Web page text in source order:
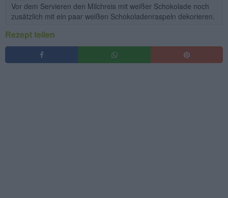
Vor dem Servieren den Milchreis mit weißer Schokolade noch
zusätzlich mit ein paar weißen Schokoladenraspeln dekorieren.
Rezept teilen